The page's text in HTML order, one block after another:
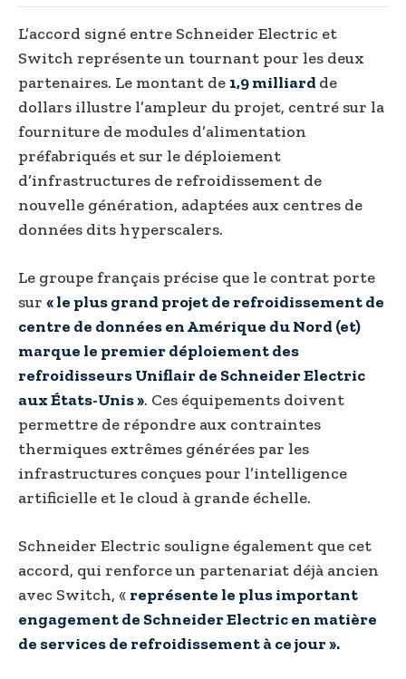
L’accord signé entre Schneider Electric et
Switch représente un tournant pour les deux
partenaires. Le montant de 1,9 milliard de
dollars illustre l’ampleur du projet, centré sur la
fourniture de modules d’alimentation
préfabriqués et sur le déploiement
d’infrastructures de refroidissement de
nouvelle génération, adaptées aux centres de
données dits hyperscalers.
Le groupe français précise que le contrat porte
sur « le plus grand projet de refroidissement de
centre de données en Amérique du Nord (et)
marque le premier déploiement des
refroidisseurs Uniflair de Schneider Electric
aux États-Unis ». Ces équipements doivent
permettre de répondre aux contraintes
thermiques extrêmes générées par les
infrastructures conçues pour l’intelligence
artificielle et le cloud à grande échelle.
Schneider Electric souligne également que cet
accord, qui renforce un partenariat déjà ancien
avec Switch, « représente le plus important
engagement de Schneider Electric en matière
de services de refroidissement à ce jour ».